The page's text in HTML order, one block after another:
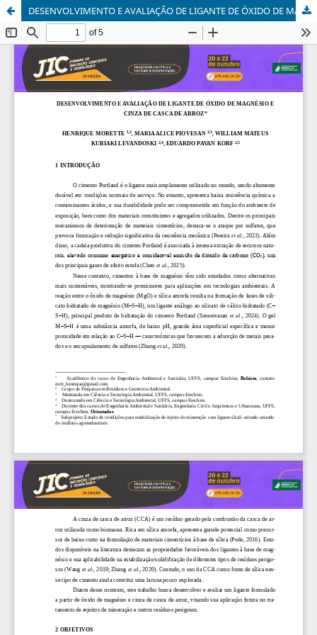
DESENVOLVIMENTO E AVALIAÇÃO DE LIGANTE DE ÓXIDO DE MAGNÉSIO E CINZA DE CASCA DE ARROZ